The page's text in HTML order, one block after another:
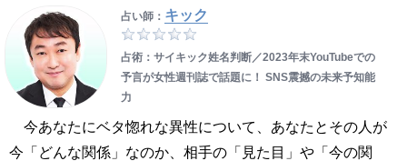
占い師： キック
占術：サイキック姓名判断／2023年末YouTubeでの
予言が女性週刊誌で話題に！ SNS震撼の未来予知能
力
今あなたにベタ惚れな異性について、あなたとその人が
今「どんな関係」なのか、相手の「見た目」や「今の関